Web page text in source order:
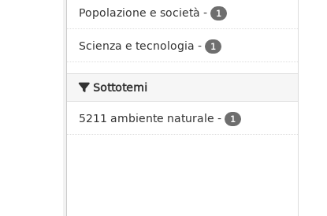
Popolazione e società - 1
Scienza e tecnologia - 1
Sottotemi
5211 ambiente naturale - 1